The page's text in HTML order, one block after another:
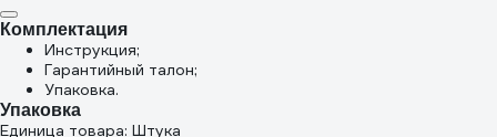
Комплектация
Инструкция;
Гарантийный талон;
Упаковка.
Упаковка
Единица товара: Штука